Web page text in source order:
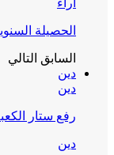
آراء
الحصيلة
السابق التالي
دين
دين
رفع ستار
دين